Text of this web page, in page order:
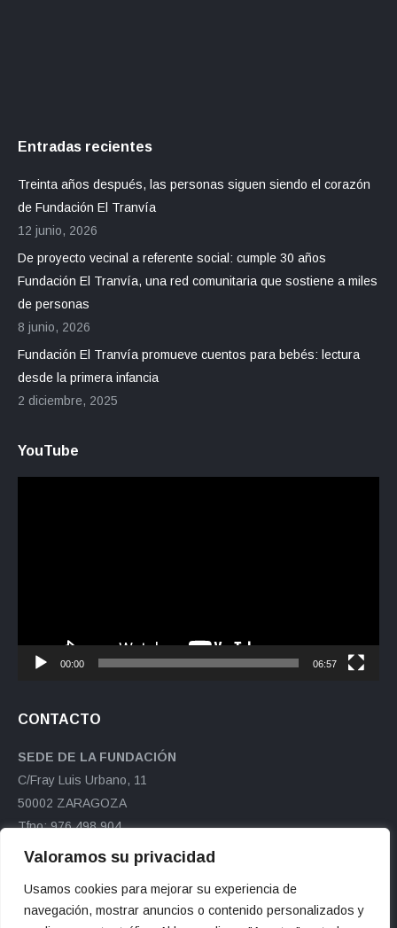
Valoramos su privacidad
Usamos cookies para mejorar su experiencia de
navegación, mostrar anuncios o contenido personalizados y
Entradas recientes
Treinta años después, las personas siguen siendo el corazón
de Fundación El Tranvía
12 junio, 2026
De proyecto vecinal a referente social: cumple 30 años
Fundación El Tranvía, una red comunitaria que sostiene a miles
de personas
8 junio, 2026
Fundación El Tranvía promueve cuentos para bebés: lectura
desde la primera infancia
2 diciembre, 2025
YouTube
00:00 06:57
CONTACTO
SEDE DE LA FUNDACIÓN
C/Fray Luis Urbano, 11
50002 ZARAGOZA
Tfno: 976 498 904
Fax: 976 498 891
Encuéntranos en:
Facebook
X